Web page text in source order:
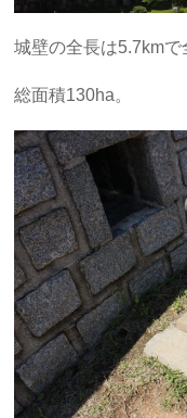
城壁の全長は5.7kmで
総面積130ha。